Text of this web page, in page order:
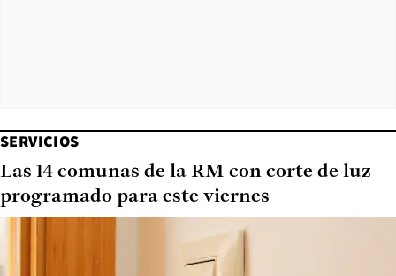
SERVICIOS
Las 14 comunas de la RM con corte de luz
programado para este viernes